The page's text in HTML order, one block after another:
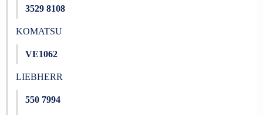
3529 8108
KOMATSU
VE1062
LIEBHERR
550 7994